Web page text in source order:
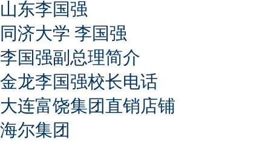
山东李国强
同济大学 李国强
李国强副总理简介
金龙李国强校长电话
大连富饶集团直销店铺
海尔集团